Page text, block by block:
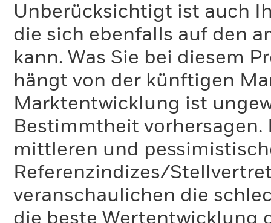
Unberücksichtigt ist auch
die sich ebenfalls auf den
kann. Was Sie bei diesem
hängt von der künftigen
Marktentwicklung ist
Bestimmtheit
mittleren und
Referenzindizes/
veranschaulichen die
die beste Wertentwicklung